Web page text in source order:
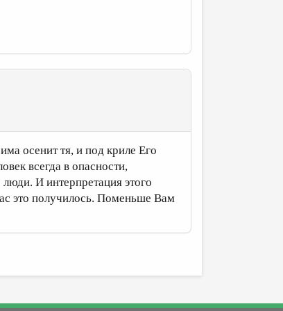
осенит тя, и под криле Его
всегда в опасности,
И интерпретация этого
это получилось. Поменьше Вам